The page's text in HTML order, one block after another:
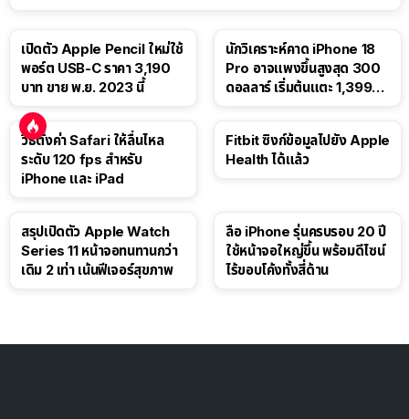
เปิดตัว Apple Pencil ใหม่ใช้
พอร์ต USB-C ราคา 3,190
บาท ขาย พ.ย. 2023 นี้
นักวิเคราะห์คาด iPhone 18
Pro อาจแพงขึ้นสูงสุด 300
ดอลลาร์ เริ่มต้นแตะ 1,399
วิธีตั้งค่า Safari ให้ลื่นไหล
ระดับ 120 fps สำหรับ
iPhone และ iPad
Fitbit ซิงก์ข้อมูลไปยัง Apple
Health ได้แล้ว
สรุปเปิดตัว Apple Watch
Series 11 หน้าจอทนทานกว่า
เดิม 2 เท่า เน้นฟีเจอร์สุขภาพ
ลือ iPhone รุ่นครบรอบ 20 ปี
ใช้หน้าจอใหญ่ขึ้น พร้อมดีไซน์
ไร้ขอบโค้งทั้งสี่ด้าน